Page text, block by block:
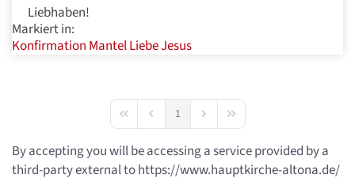
Liebhaben!
Markiert in:
Konfirmation MantelLiebeJesus
First PagePrevious Page
1 Next PageLast Page
By accepting you will be accessing a service provided by a
third-party external to https://www.hauptkirche-altona.de/